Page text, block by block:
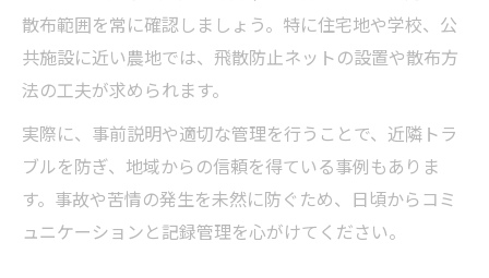
散布範囲を常に確認しましょう。特に住宅地や学校、公
共施設に近い農地では、飛散防止ネットの設置や散布方
法の工夫が求められます。
実際に、事前説明や適切な管理を行うことで、近隣トラ
ブルを防ぎ、地域からの信頼を得ている事例もありま
す。事故や苦情の発生を未然に防ぐため、日頃からコミ
ュニケーションと記録管理を心がけてください。